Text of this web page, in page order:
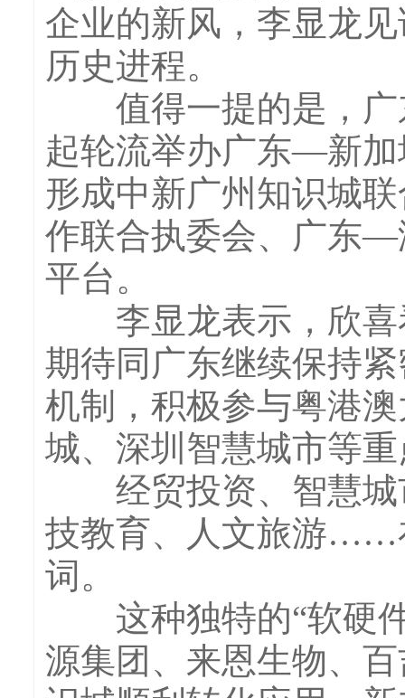
企业的新风，李显龙
历史进程。
值得一提的是，广
起轮流举办广东—新加
形成中新广州知识城
作联合执委会、广东—
平台。
李显龙表示，欣喜
期待同广东继续保持
机制，积极参与粤港
城、深圳智慧城市等
经贸投资、智慧城
技教育、人文旅游……
词。
这种独特的“软硬件
源集团、来恩生物、